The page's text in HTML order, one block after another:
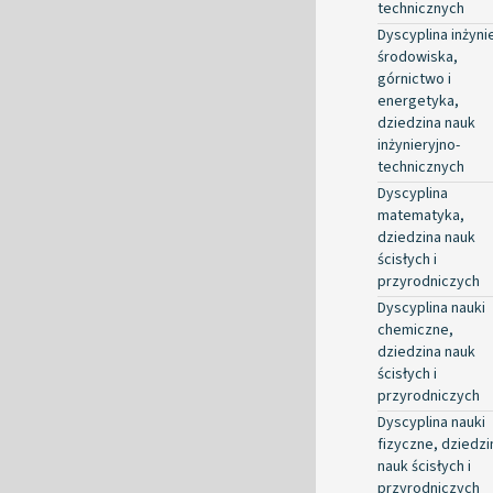
technicznych
Dyscyplina
środowiska,
górnictwo i
energetyka,
dziedzina nauk
inżynieryjno-
technicznych
Dyscyplina
matematyka,
dziedzina nauk
ścisłych i
przyrodniczych
Dyscyplina nauki
chemiczne,
dziedzina nauk
ścisłych i
przyrodniczych
Dyscyplina nauki
fizyczne,
nauk ścisłych i
przyrodniczych